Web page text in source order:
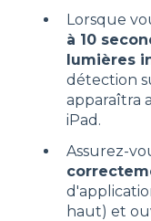
Lorsque
à 10
lumières
détection
apparaîtra
iPad.
Assurez-
haut) et